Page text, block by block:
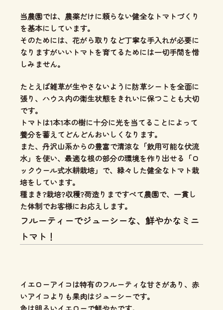
当農園では、 農薬だけに頼らない健全なトマトづくり
を基本にしています。
そのためには、花がら取りなど丁寧な手入れが必要に
なりますがいいトマトを育てるためには一切手間を惜
しみません。
たとえば雑草が生やさないように防草シートを全面に
張り、ハウス内の衛生状態をきれいに保つことも大切
です。
トマトは1本1本の樹に十分に光を当てることによって
養分を蓄えてどんどんおいしくなります。
また、丹沢山系からの豊富で清涼な「飲用可能な伏流
水」を使い、 最適な根の部分の環境を作り出せる「ロ
ックウール式水耕栽培」 で、緑々した健全なトマト栽
培をしています。
種まき?栽培?収穫?荷造りまですべて農園で、一貫し
た体制でお客様にお応えします。
フルーティーでジューシーな、鮮やかなミニ
トマト！
イエローアイコは特有のフルーティな甘さがあり、 赤
いアイコよりも果肉はジューシーです。